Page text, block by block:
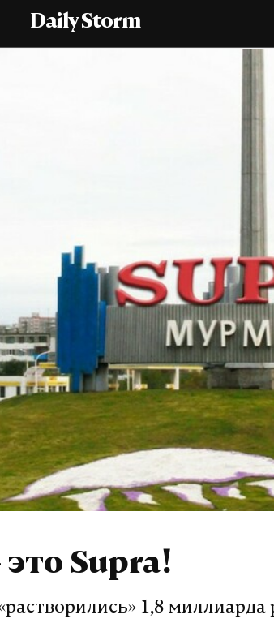
Daily Storm
Supra!
1,8 миллиарда